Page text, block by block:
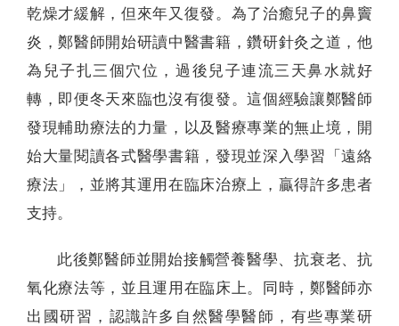
乾燥才緩解，但來年又復發。為了治癒兒子的鼻竇
炎，鄭醫師開始研讀中醫書籍，鑽研針灸之道，他
為兒子扎三個穴位，過後兒子連流三天鼻水就好
轉，即便冬天來臨也沒有復發。這個經驗讓鄭醫師
發現輔助療法的力量，以及醫療專業的無止境，開
始大量閱讀各式醫學書籍，發現並深入學習「遠絡
療法」，並將其運用在臨床治療上，贏得許多患者
支持。
此後鄭醫師並開始接觸營養醫學、抗衰老、抗
氧化療法等，並且運用在臨床上。同時，鄭醫師亦
出國研習，認識許多自然醫學醫師，有些專業研